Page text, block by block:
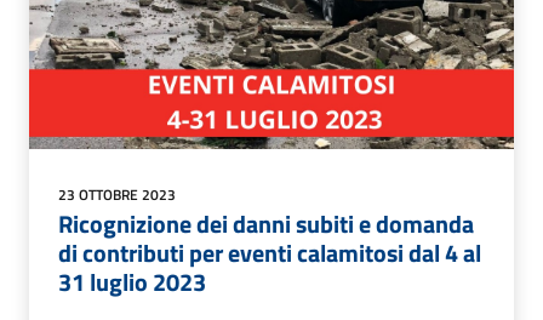
23 OTTOBRE 2023
Ricognizione dei danni subiti e domanda
di contributi per eventi calamitosi dal 4 al
31 luglio 2023